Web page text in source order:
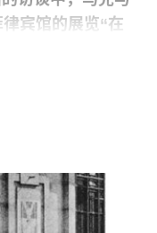
宾馆的展览“在
隐喻舞台：在这
仰预示着一个模
艺术家微妙到难
现的源泉是否应